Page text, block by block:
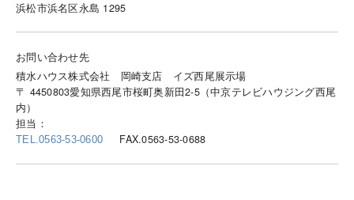
浜松市浜名区永島 1295
お問い合わせ先
積水ハウス株式会社 岡崎支店 イズ西尾展示場
〒 4450803愛知県西尾市桜町奥新田2-5（中京テレビハウジング西尾
内）
担当：
TEL.0563-53-0600 FAX.0563-53-0688